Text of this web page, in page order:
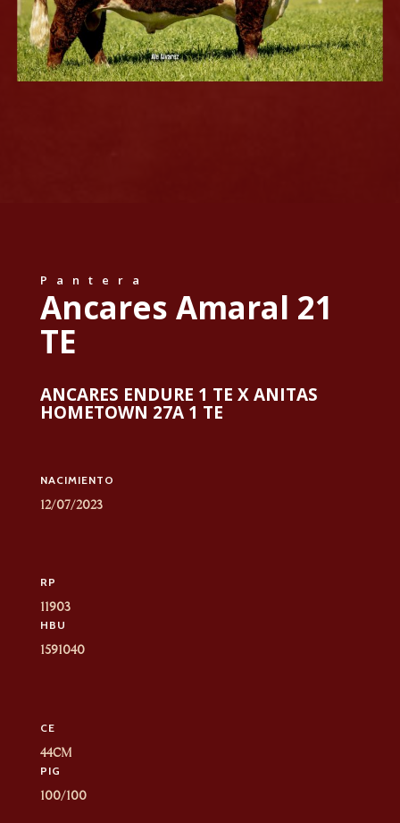
Pantera
Ancares Amaral 21
TE
ANCARES ENDURE 1 TE X ANITAS
HOMETOWN 27A 1 TE
NACIMIENTO
12/07/2023
RP
11903
HBU
1591040
CE
44CM
PIG
100/100